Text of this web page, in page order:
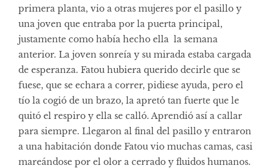
primera planta, vio a otras mujeres por el pasillo y
una joven que entraba por la puerta principal,
justamente como había hecho ella la semana
anterior. La joven sonreía y su mirada estaba cargada
de esperanza. Fatou hubiera querido decirle que se
fuese, que se echara a correr, pidiese ayuda, pero el
tío la cogió de un brazo, la apretó tan fuerte que le
quitó el respiro y ella se calló. Aprendió así a callar
para siempre. Llegaron al final del pasillo y entraron
a una habitación donde Fatou vio muchas camas, casi
mareándose por el olor a cerrado y fluidos humanos.